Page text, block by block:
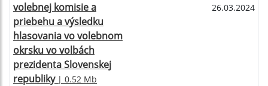
volebnej komisie a
priebehu a výsledku
hlasovania vo volebnom
okrsku vo volbách
prezidenta Slovenskej
republiky | 0.52 Mb
26.03.2024